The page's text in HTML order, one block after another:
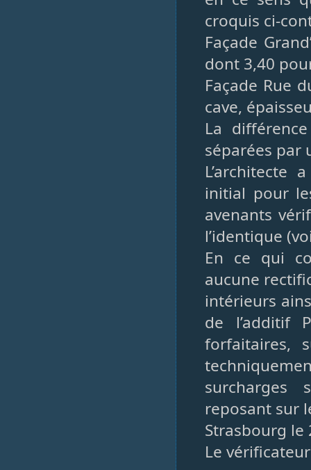
croquis ci-
Façade
dont 3,40
Façade Rue
cave,
La
séparées par
L’architecte
initial pour
avenants
l’identique
En ce qui
aucune
intérieurs
de l’additif
forfaitaires,
surcharges
reposant sur
Strasbourg le
Le